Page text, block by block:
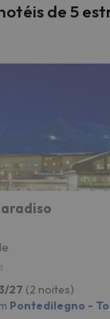
de 5
27 (2 noites)
Pontedilegno -